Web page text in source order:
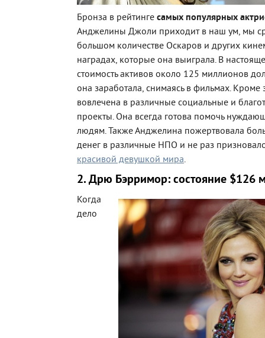
Бронза в рейтинге самых популярных
Анджелины Джоли приходит в наш ум, мы
большом количестве Оскаров и других
наградах, которые она выиграла. В
стоимость активов около 125 миллионов
она заработала, снимаясь в фильмах. Кроме
вовлечена в различные социальные и
проекты. Она всегда готова помочь
людям. Также Анджелина пожертвовала
денег в различные НПО и не раз
красивой девушкой мира.
2. Дрю Бэрримор: состояние $126
Когда
дело